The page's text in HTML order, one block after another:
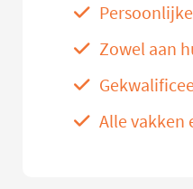
Zowel aan
Alle vakken